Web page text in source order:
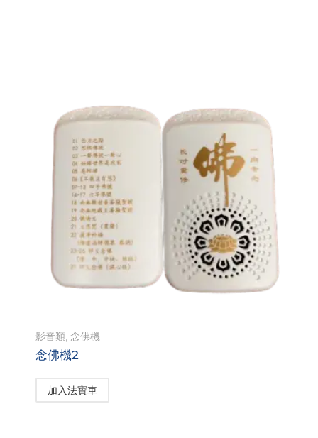
影音類, 念佛機
念佛機2
加入法寶車